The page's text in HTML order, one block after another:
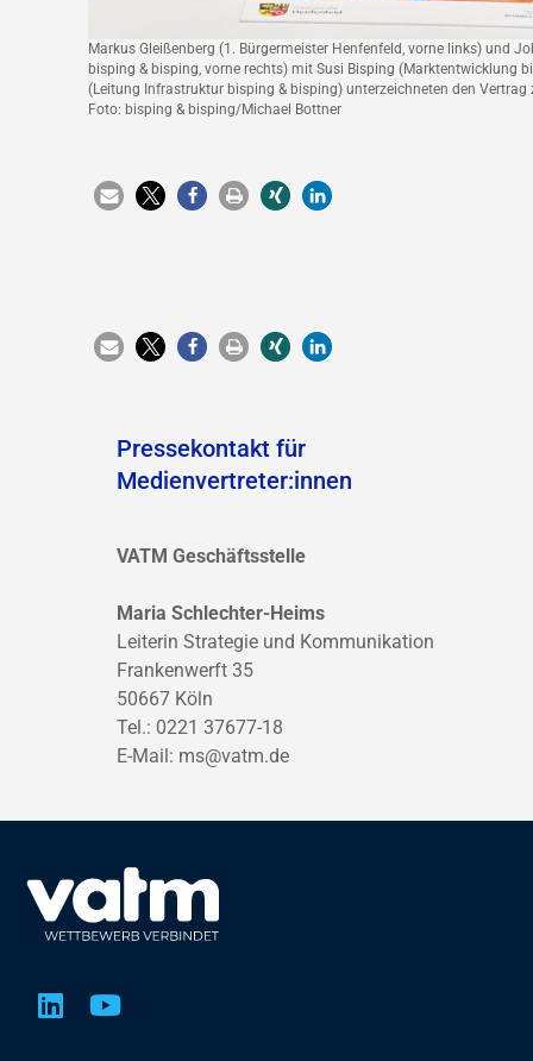
Markus Gleißenberg (1. Bürgermeister Henfenfeld, vorne links) und
bisping & bisping, vorne rechts) mit Susi Bisping (Marktentwicklung
(Leitung Infrastruktur bisping & bisping) unterzeichneten den
Foto: bisping & bisping/Michael Bottner
Pressekontakt für
Medienvertreter:innen
VATM Geschäftsstelle
Maria Schlechter-Heims
Leiterin Strategie und Kommunikation
Frankenwerft 35
50667 Köln
Tel.: 0221 37677-18
E-Mail: ms@vatm.de